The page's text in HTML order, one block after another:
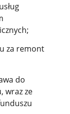
za remont
do
wraz ze